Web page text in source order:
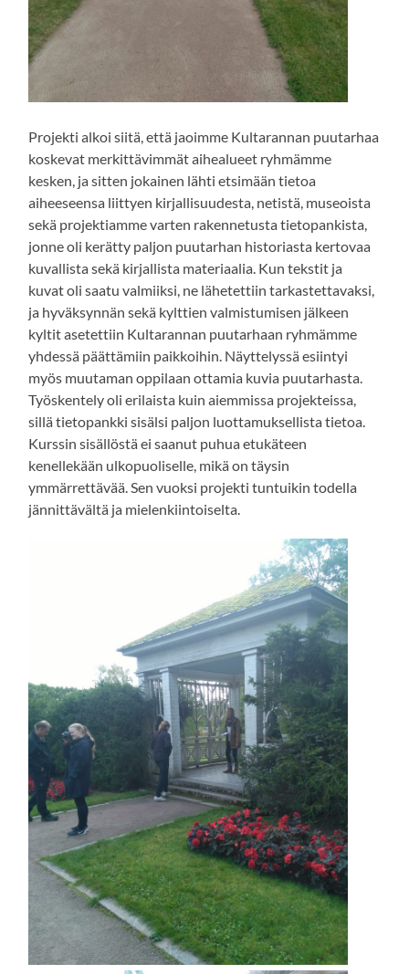
Projekti alkoi siitä, että jaoimme Kultarannan puutarhaa
koskevat merkittävimmät aihealueet ryhmämme
kesken, ja sitten jokainen lähti etsimään tietoa
aiheeseensa liittyen kirjallisuudesta, netistä, museoista
sekä projektiamme varten rakennetusta tietopankista,
jonne oli kerätty paljon puutarhan historiasta kertovaa
kuvallista sekä kirjallista materiaalia. Kun tekstit ja
kuvat oli saatu valmiiksi, ne lähetettiin tarkastettavaksi,
ja hyväksynnän sekä kylttien valmistumisen jälkeen
kyltit asetettiin Kultarannan puutarhaan ryhmämme
yhdessä päättämiin paikkoihin. Näyttelyssä esiintyi
myös muutaman oppilaan ottamia kuvia puutarhasta.
Työskentely oli erilaista kuin aiemmissa projekteissa,
sillä tietopankki sisälsi paljon luottamuksellista tietoa.
Kurssin sisällöstä ei saanut puhua etukäteen
kenellekään ulkopuoliselle, mikä on täysin
ymmärrettävää. Sen vuoksi projekti tuntuikin todella
jännittävältä ja mielenkiintoiselta.